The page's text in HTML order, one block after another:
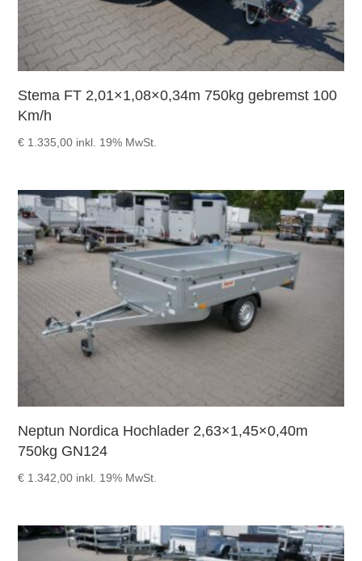
Stema FT 2,01×1,08×0,34m 750kg gebremst 100
Km/h
€ 1.335,00 inkl. 19% MwSt.
Neptun Nordica Hochlader 2,63×1,45×0,40m
750kg GN124
€ 1.342,00 inkl. 19% MwSt.